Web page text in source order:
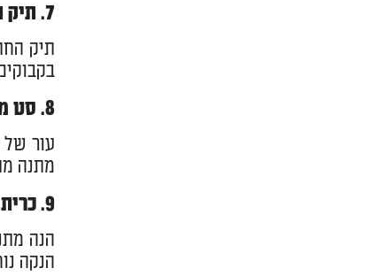
7. תיק החתלה מעוצב ופרקטי
תיק
8. סט מוצרי טיפוח טבעיים לתינוק
עור של
מתנה
9. כרית הנקה ארגונומית
הנה
הנקה